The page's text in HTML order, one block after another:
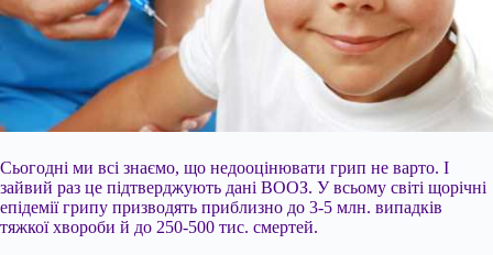
Сьогодні ми всі знаємо, що недооцінювати грип не варто. І
зайвий раз це підтверджують дані ВООЗ. У всьому світі щорічні
епідемії грипу призводять приблизно до 3-5 млн. випадків
тяжкої хвороби й до 250-500 тис. смертей.